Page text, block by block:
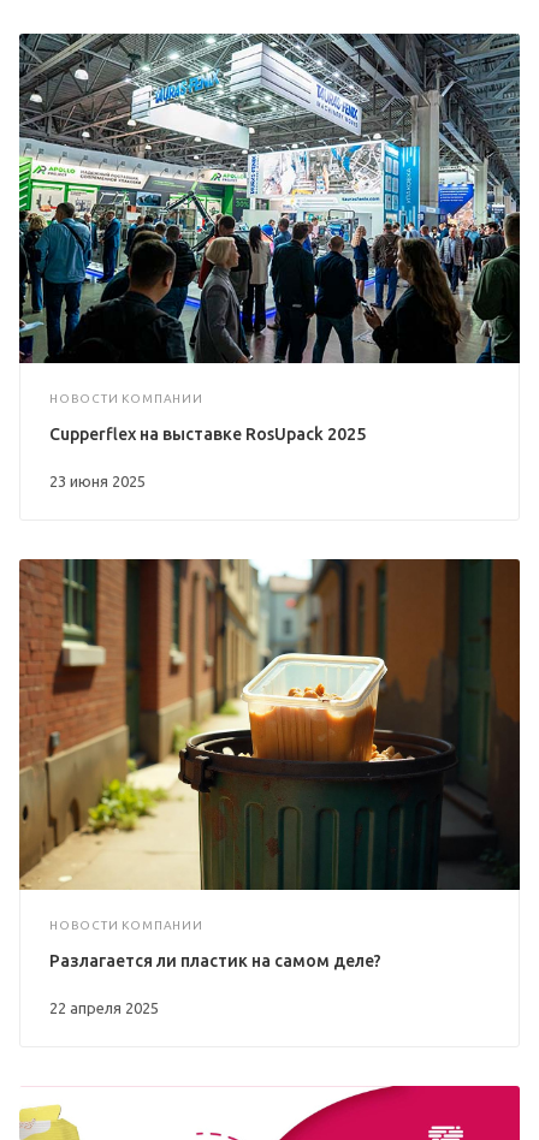
НОВОСТИ КОМПАНИИ
23 июня 2025
Cupperflex на выставке RosUpack 2025
НОВОСТИ КОМПАНИИ
22 апреля 2025
Разлагается ли пластик на самом деле?